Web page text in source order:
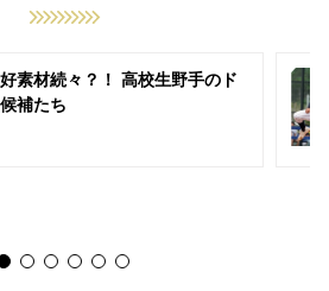
素材続々？！ 高校生野手のド
補たち